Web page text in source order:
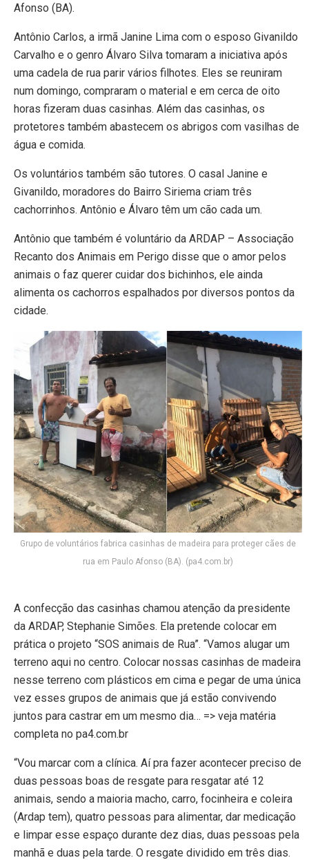
Afonso (BA).
Antônio Carlos, a irmã Janine Lima com o esposo Givanildo
Carvalho e o genro Álvaro Silva tomaram a iniciativa após
uma cadela de rua parir vários filhotes. Eles se reuniram
num domingo, compraram o material e em cerca de oito
horas fizeram duas casinhas. Além das casinhas, os
protetores também abastecem os abrigos com vasilhas de
água e comida.
Os voluntários também são tutores. O casal Janine e
Givanildo, moradores do Bairro Siriema criam três
cachorrinhos. Antônio e Álvaro têm um cão cada um.
Antônio que também é voluntário da ARDAP – Associação
Recanto dos Animais em Perigo disse que o amor pelos
animais o faz querer cuidar dos bichinhos, ele ainda
alimenta os cachorros espalhados por diversos pontos da
cidade.
Grupo de voluntários fabrica casinhas de madeira para proteger cães de
rua em Paulo Afonso (BA). (pa4.com.br)
A confecção das casinhas chamou atenção da presidente
da ARDAP, Stephanie Simões. Ela pretende colocar em
prática o projeto “SOS animais de Rua”. “Vamos alugar um
terreno aqui no centro. Colocar nossas casinhas de madeira
nesse terreno com plásticos em cima e pegar de uma única
vez esses grupos de animais que já estão convivendo
juntos para castrar em um mesmo dia… => veja matéria
completa no pa4.com.br
“Vou marcar com a clínica. Aí pra fazer acontecer preciso de
duas pessoas boas de resgate para resgatar até 12
animais, sendo a maioria macho, carro, focinheira e coleira
(Ardap tem), quatro pessoas para alimentar, dar medicação
e limpar esse espaço durante dez dias, duas pessoas pela
manhã e duas pela tarde. O resgate dividido em três dias.